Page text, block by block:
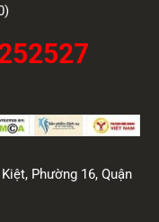
Phường 16, Quận